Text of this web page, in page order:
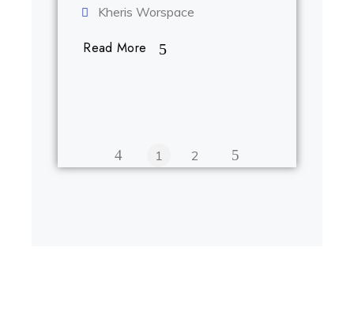
Kheris Worspace
Read More
1 2